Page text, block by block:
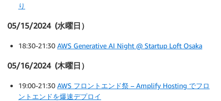
り
05/15/2024 (水曜日）
18:30-21:30 AWS Generative AI Night @ Startup Loft Osaka
05/16/2024 (木曜日）
19:00-21:30 AWS フロントエンド祭 – Amplify Hosting でフロ
ントエンドを爆速デプロイ